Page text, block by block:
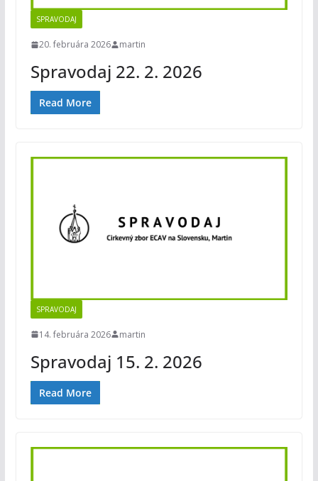
SPRAVODAJ
20. februára 2026 martin
Spravodaj 22. 2. 2026
Read More
SPRAVODAJ
14. februára 2026 martin
Spravodaj 15. 2. 2026
Read More